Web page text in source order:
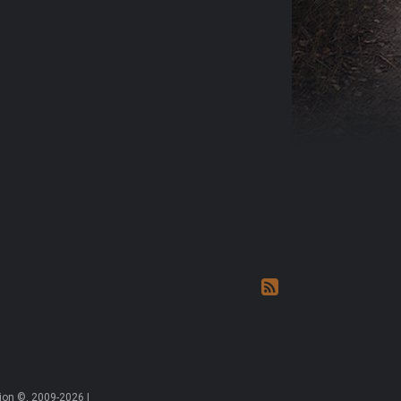
©, 2009-2026 |